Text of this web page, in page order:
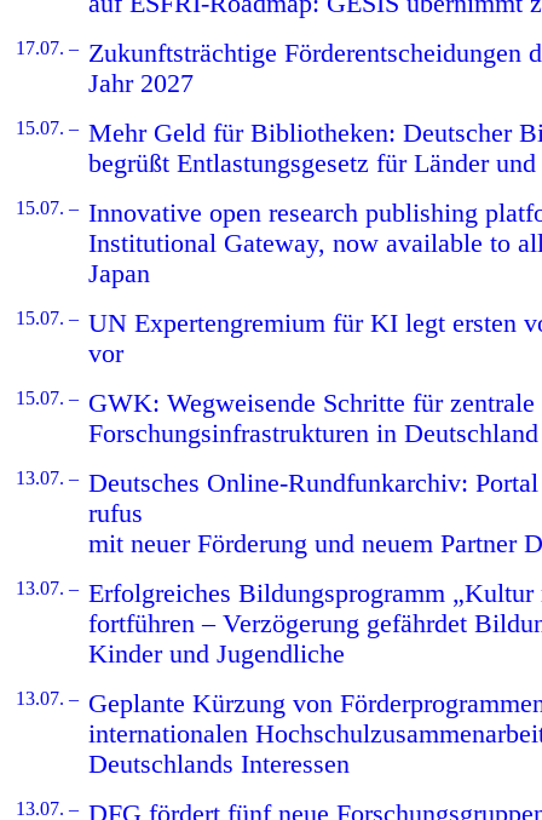
17.07. – Zukunftsträchtige Förder­entschei­dungen
Jahr 2027
15.07. – Mehr Geld für Bibliotheken: Deutscher
begrüßt Entlastungsgesetz für Länder
15.07. – Innovative open research publishing
Institutional Gateway, now available to
Japan
15.07. – UN Expertengremium für KI legt ersten
vor
15.07. – GWK: Wegweisende Schritte für zentrale
Forschungsinfrastrukturen in
13.07. – Deutsches Online-Rundfunkarchiv:
rufus
mit neuer Förderung und neuem Partner
13.07. – Erfolgreiches Bildungsprogramm „Kultur
fortführen – Verzögerung gefährdet
Kinder und Jugendliche
13.07. – Geplante Kürzung von
internationalen
Deutschlands Interessen
13.07. – DFG fördert fünf neue